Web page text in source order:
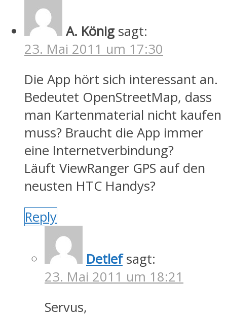
A. König sagt:
23. Mai 2011 um 17:30
Die App hört sich interessant an.
Bedeutet OpenStreetMap, dass
man Kartenmaterial nicht kaufen
muss? Braucht die App immer
eine Internetverbindung?
Läuft ViewRanger GPS auf den
neusten HTC Handys?
Reply
Detlef sagt:
23. Mai 2011 um 18:21
Servus,